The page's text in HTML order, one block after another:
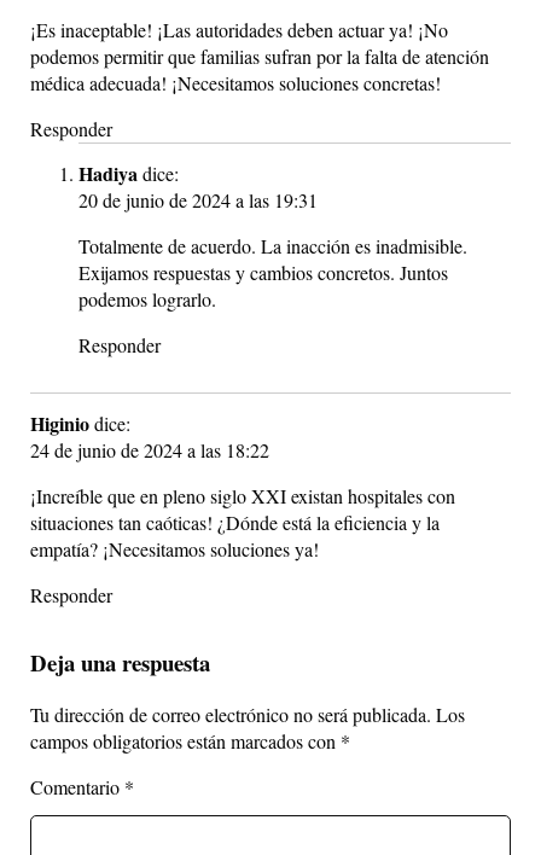
¡Es inaceptable! ¡Las autoridades deben actuar ya! ¡No
podemos permitir que familias sufran por la falta de atención
médica adecuada! ¡Necesitamos soluciones concretas!
Responder
Hadiya dice:
20 de junio de 2024 a las 19:31
Totalmente de acuerdo. La inacción es inadmisible.
Exijamos respuestas y cambios concretos. Juntos
podemos lograrlo.
Responder
Higiniodice:
24 de junio de 2024 a las 18:22
¡Increíble que en pleno siglo XXI existan hospitales con
situaciones tan caóticas! ¿Dónde está la eficiencia y la
empatía? ¡Necesitamos soluciones ya!
Responder
Deja una respuesta
Tu dirección de correo electrónico no será publicada. Los
campos obligatorios están marcados con *
Comentario *